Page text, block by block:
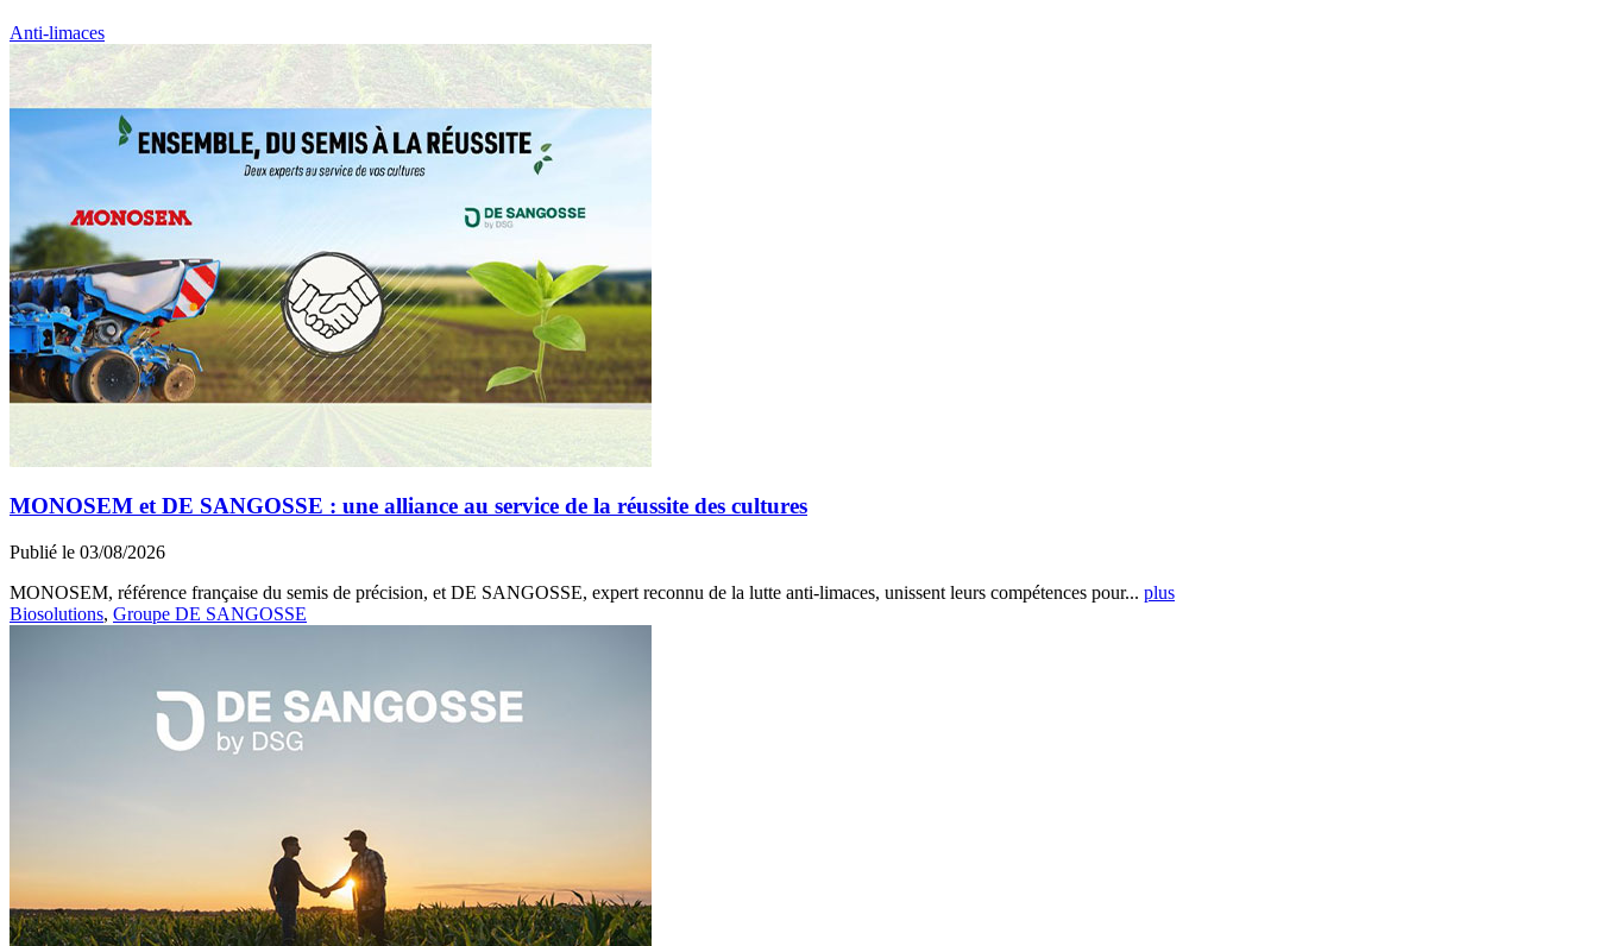
Anti-limaces
MONOSEM et DE SANGOSSE : une alliance au service de la réussite des cultures
Publié le 03/08/2026
MONOSEM, référence française du semis de précision, et DE SANGOSSE, expert reconnu de la lutte anti-limaces, unissent leurs compétences pour... plus
Biosolutions, Groupe DE SANGOSSE